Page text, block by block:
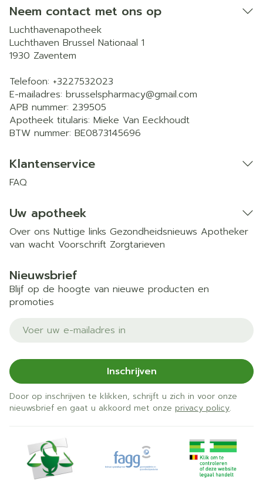
Neem contact met ons op
Luchthavenapotheek
Luchthaven Brussel Nationaal 1
1930 Zaventem
Telefoon: +3227532023
E-mailadres: brusselspharmacy@gmail.com
APB nummer: 239505
Apotheek titularis: Mieke Van Eeckhoudt
BTW nummer: BE0873145696
Klantenservice
FAQ
Uw apotheek
Over ons Nuttige links Gezondheidsnieuws Apotheker
van wacht Voorschrift Zorgtarieven
Nieuwsbrief
Blijf op de hoogte van nieuwe producten en
promoties
E-mail adres
Inschrijven
Door op inschrijven te klikken, schrijft u zich in voor onze
nieuwsbrief en gaat u akkoord met onze privacy policy.